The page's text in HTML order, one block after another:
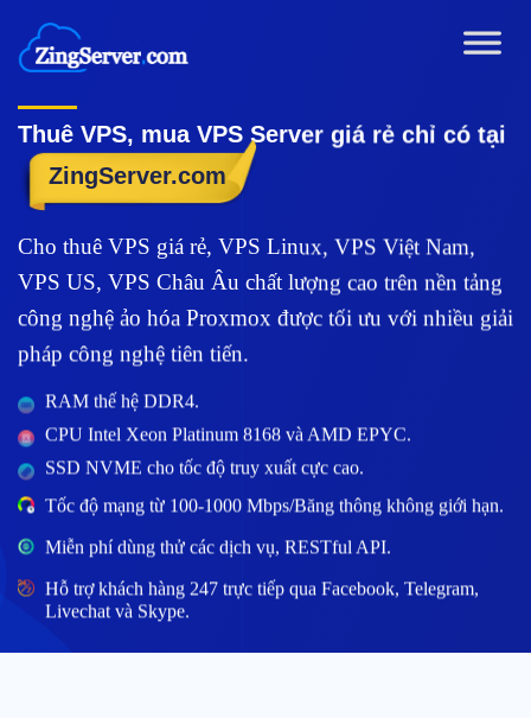
đến
nội
dung
Thuê VPS, mua VPS Server giá rẻ chỉ có tại
ZingServer.com
Cho thuê VPS giá rẻ, VPS Linux, VPS Việt Nam,
VPS US, VPS Châu Âu chất lượng cao trên nền tảng
công nghệ ảo hóa Proxmox được tối ưu với nhiều giải
pháp công nghệ tiên tiến.
RAM thế hệ DDR4.
CPU Intel Xeon Platinum 8168 và AMD EPYC.
SSD NVME cho tốc độ truy xuất cực cao.
Tốc độ mạng từ 100-1000 Mbps/Băng thông không giới hạn.
Miễn phí dùng thử các dịch vụ, RESTful API.
Hỗ trợ khách hàng 247 trực tiếp qua Facebook, Telegram,
Livechat và Skype.